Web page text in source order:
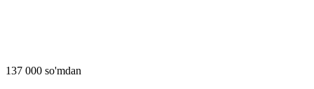
137 000 so'mdan